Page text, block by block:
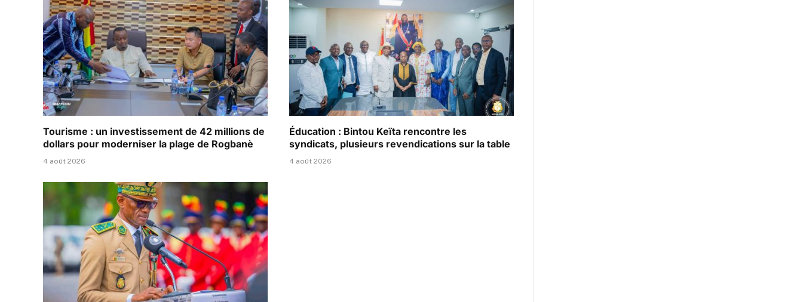
Tourisme : un investissement de 42 millions de
dollars pour moderniser la plage de Rogbanè
4 août 2026
Éducation : Bintou Keïta rencontre les
syndicats, plusieurs revendications sur la table
4 août 2026